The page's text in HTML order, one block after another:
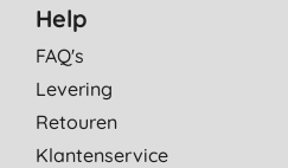
Help
FAQ's
Levering
Retouren
Klantenservice